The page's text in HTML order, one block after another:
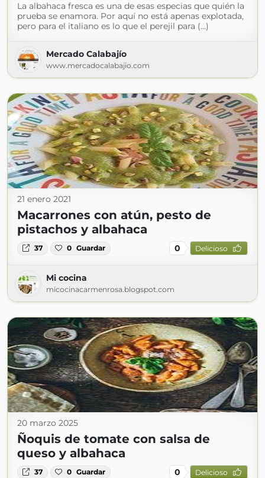
La albahaca fresca es una de esas especias que quién la
prueba se enamora. Por aquí no está apenas explotada,
pero para el italiano es lo que el perejil para (...)
Mercado Calabajío
www.mercadocalabajio.com
21 enero 2021
Macarrones con atún, pesto de
pistachos y albahaca
37 0 Guardar 0 Delicioso
Mi cocina
micocinacarmenrosa.blogspot.com
20 marzo 2025
Ñoquis de tomate con salsa de
queso y albahaca
37 0 Guardar 0 Delicioso